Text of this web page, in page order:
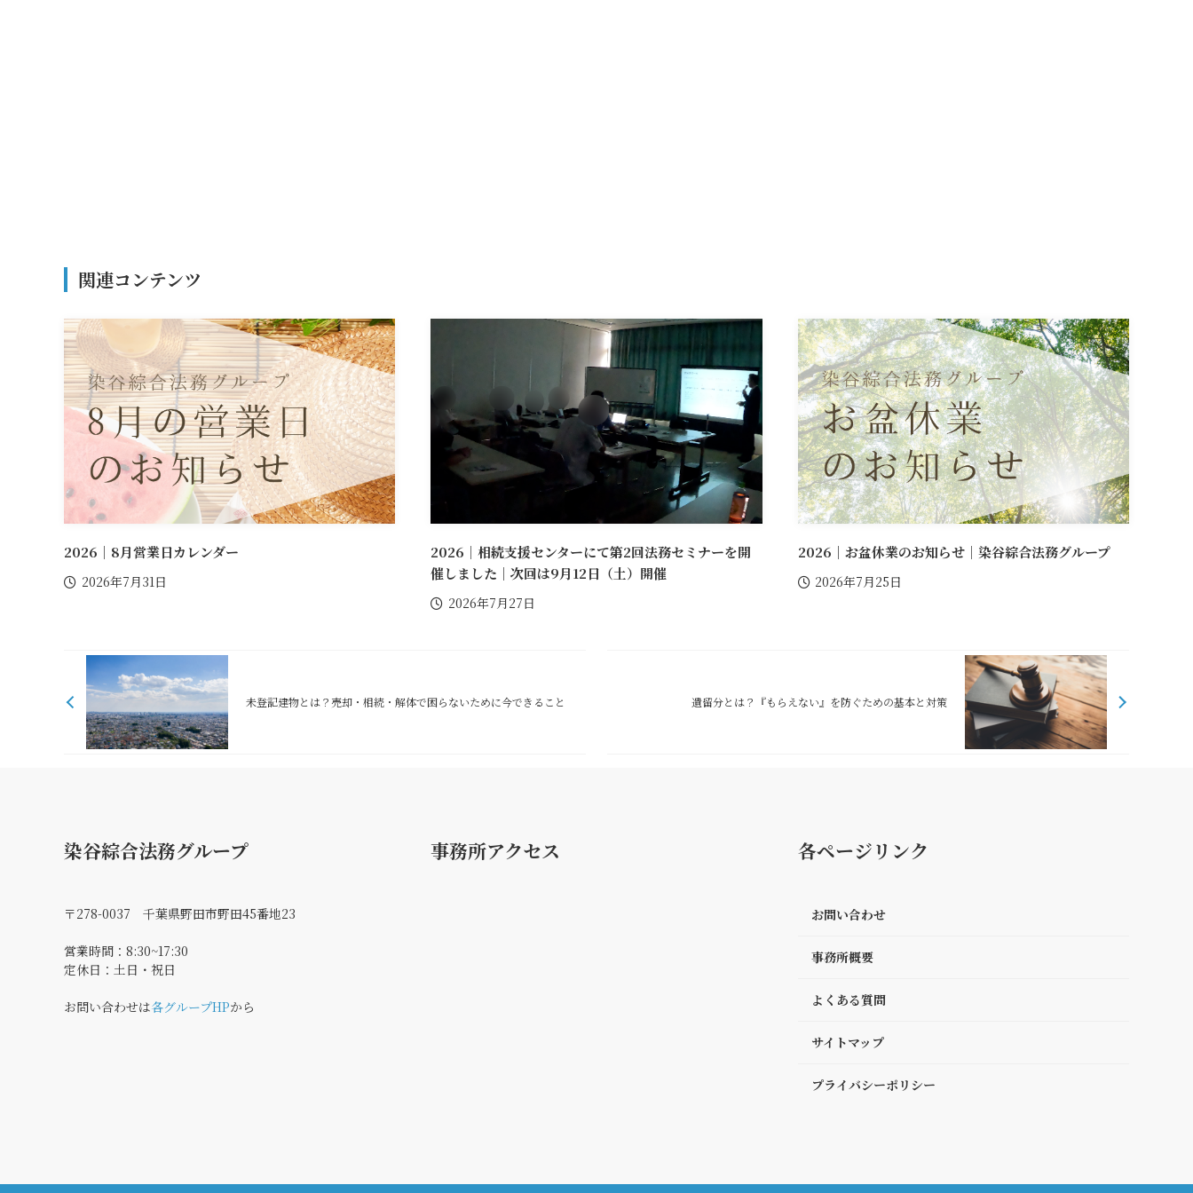
関連コンテンツ
2026｜8月営業日カレンダー
2026年7月31日
2026｜相続支援センターにて第2回法務セミナーを開
催しました｜次回は9月12日（土）開催
2026年7月27日
2026｜お盆休業のお知らせ｜染谷綜合法務グループ
2026年7月25日
未登記建物とは？売却・相続・解体で困らないために今できること 遺留分とは？『もらえない』を防ぐための基本と対策
染谷綜合法務グループ
〒278-0037 千葉県野田市野田45番地23
営業時間：8:30~17:30
定休日：土日・祝日
お問い合わせは各グループHPから
事務所アクセス 各ページリンク
お問い合わせ
事務所概要
よくある質問
サイトマップ
プライバシーポリシー